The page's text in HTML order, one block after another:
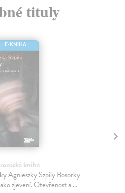
tituly
E-KNIHA
kniha
Agnieszky Szpily Bosorky
zjevení. Otevřenost a ...